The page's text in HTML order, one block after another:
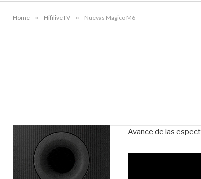
Home » HifiliveTV » Nuevas Magico M6
Avance de las